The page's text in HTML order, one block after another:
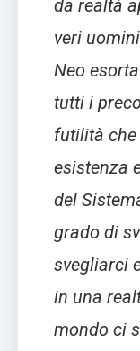
da realtà
veri
Neo
tutti i
futilità
esistenza
del
grado di
svegliarci
in una
mondo ci